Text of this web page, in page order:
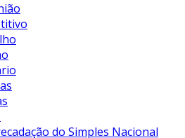
do Simples Nacional